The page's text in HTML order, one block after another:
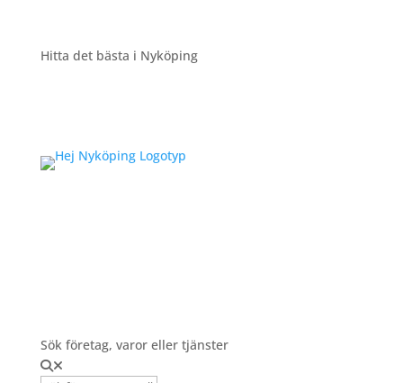
Hitta det bästa i Nyköping
Sök företag, varor eller tjänster